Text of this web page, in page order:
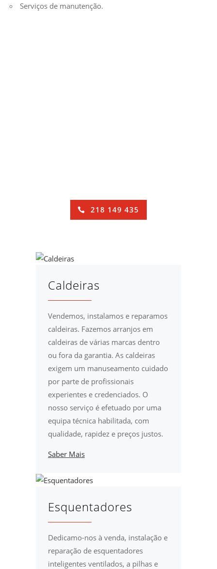
Serviços de manutenção.
218 149 435
Caldeiras
Vendemos, instalamos e reparamos
caldeiras. Fazemos arranjos em
caldeiras de várias marcas dentro
ou fora da garantia. As caldeiras
exigem um manuseamento cuidado
por parte de profissionais
experientes e credenciados. O
nosso serviço é efetuado por uma
equipa técnica habilitada, com
qualidade, rapidez e preços justos.
Saber Mais
Esquentadores
Dedicamo-nos à venda, instalação e
reparação de esquentadores
inteligentes ventilados, a pilhas e